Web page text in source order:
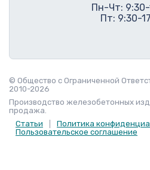
Пн-Чт: 9:30-
Пт: 9:30-
© Общество с Ограниченной
2010-2026
Производство железобетонных
продажа.
Статьи
Политика
Пользовательское соглашение